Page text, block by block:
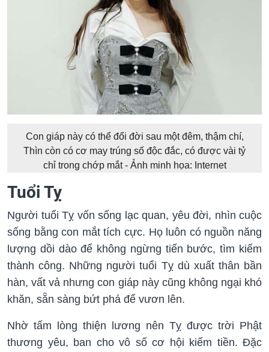
Con giáp này có thể đổi đời sau một đêm, thậm chí,
Thìn còn có cơ may trúng số độc đắc, có được vài tỷ
chỉ trong chớp mắt - Ảnh minh họa: Internet
Tuổi Tỵ
Người tuổi Tỵ vốn sống lạc quan, yêu đời, nhìn cuộc
sống bằng con mắt tích cực. Họ luôn có nguồn năng
lượng dồi dào để không ngừng tiến bước, tìm kiếm
thành công. Những người tuổi Tỵ dù xuất thân bần
hàn, vất vả nhưng con giáp này cũng không ngại khó
khăn, sẵn sàng bứt phá để vươn lên.
Nhờ tấm lòng thiện lương nên Tỵ được trời Phật
thương yêu, ban cho vô số cơ hội kiếm tiền. Đặc